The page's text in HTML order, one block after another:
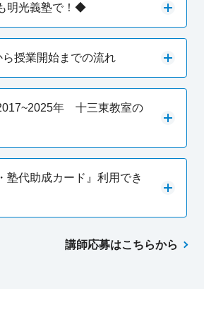
明光義塾で！◆
授業開始までの流れ
年 十三東教室の
塾代助成カード』利用でき
講師応募はこちらから